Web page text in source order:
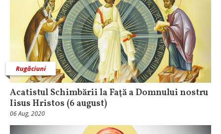
Rugăciuni
Acatistul Schimbării la Faţă a Domnului nostru
Iisus Hristos (6 august)
06 Aug, 2020